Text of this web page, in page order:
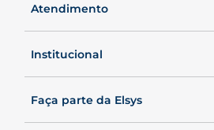
Atendimento
0800 00 ELSYS
Sábados, das 8 às 19h.
Institucional
Faça parte da Elsys